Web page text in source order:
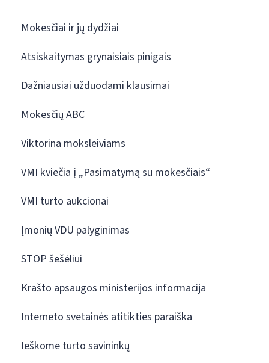
Mokesčiai ir jų dydžiai
Atsiskaitymas grynaisiais pinigais
Dažniausiai užduodami klausimai
Mokesčių ABC
Viktorina moksleiviams
VMI kviečia į „Pasimatymą su mokesčiais“
VMI turto aukcionai
Įmonių VDU palyginimas
STOP šešėliui
Krašto apsaugos ministerijos informacija
Interneto svetainės atitikties paraiška
Ieškome turto savininkų